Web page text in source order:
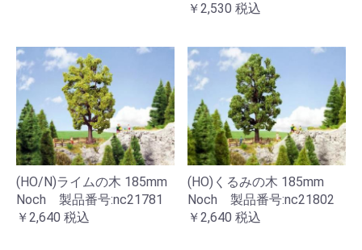
￥2,530 税込
(HO/N)ライムの木 185mm
Noch 製品番号:nc21781
￥2,640 税込
(HO)くるみの木 185mm
Noch 製品番号:nc21802
￥2,640 税込